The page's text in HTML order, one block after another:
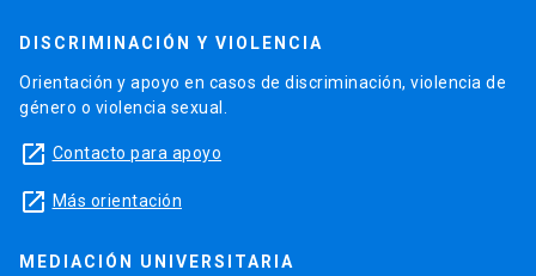
DISCRIMINACIÓN Y VIOLENCIA
Orientación y apoyo en casos de discriminación, violencia de
género o violencia sexual.
launch Contacto para apoyo
launch Más orientación
MEDIACIÓN UNIVERSITARIA